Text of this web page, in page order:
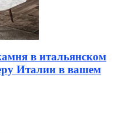
в итальянском
Италии в вашем